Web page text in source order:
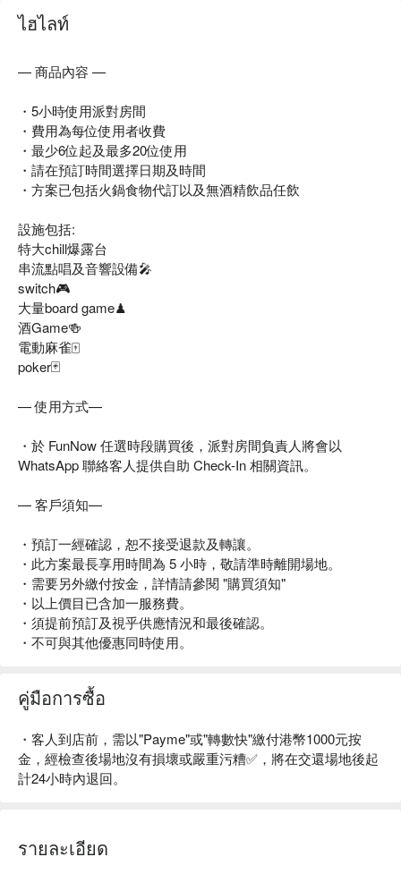
ไฮไลท์
— 商品內容 —
・5小時使用派對房間
・費用為每位使用者收費
・最少6位起及最多20位使用
・請在預訂時間選擇日期及時間
・方案已包括火鍋食物代訂以及無酒精飲品任飲
設施包括:
特大chill爆露台
串流點唱及音響設備🎤
switch🎮
大量board game♟
酒Game🍻
電動麻雀🀄️
poker🃏
— 使用方式—
・於 FunNow 任選時段購買後，派對房間負責人將會以
WhatsApp 聯絡客人提供自助 Check-In 相關資訊。
— 客戶須知—
・預訂一經確認，恕不接受退款及轉讓。
・此方案最長享用時間為 5 小時，敬請準時離開場地。
・需要另外繳付按金，詳情請參閱 "購買須知"
・以上價目已含加一服務費。
・須提前預訂及視乎供應情況和最後確認。
・不可與其他優惠同時使用。
คู่มือการซื้อ
・客人到店前，需以"Payme"或"轉數快"繳付港幣1000元按
金，經檢查後場地沒有損壞或嚴重污糟✅，將在交還場地後起
計24小時內退回。
รายละเอียด